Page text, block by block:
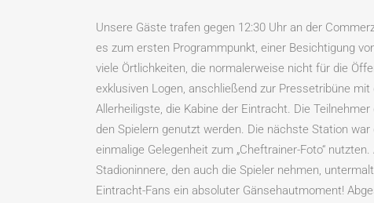
Unsere Gäste trafen gegen 12:30 Uhr an der
es zum ersten Programmpunkt, einer Besichtigung
viele Örtlichkeiten, die normalerweise nicht für die
exklusiven Logen, anschließend zur Pressetribüne
Allerheiligste, die Kabine der Eintracht. Die
den Spielern genutzt werden. Die nächste Station
einmalige Gelegenheit zum „Cheftrainer-Foto“
Stadioninnere, den auch die Spieler nehmen,
Eintracht-Fans ein absoluter Gänsehautmoment!